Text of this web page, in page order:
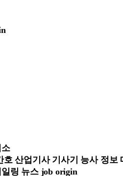
산업기사 기사기 능사 정보
링 뉴스 job origin